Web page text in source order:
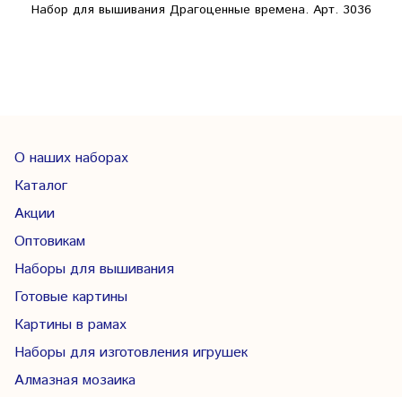
Набор для вышивания Драгоценные времена. Арт. 3036
О наших наборах
Каталог
Акции
Оптовикам
Наборы для вышивания
Готовые картины
Картины в рамах
Наборы для изготовления игрушек
Алмазная мозаика